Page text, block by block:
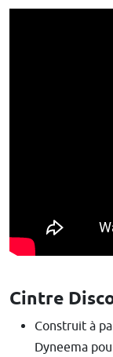
Cintre
Construit à
Dyneema